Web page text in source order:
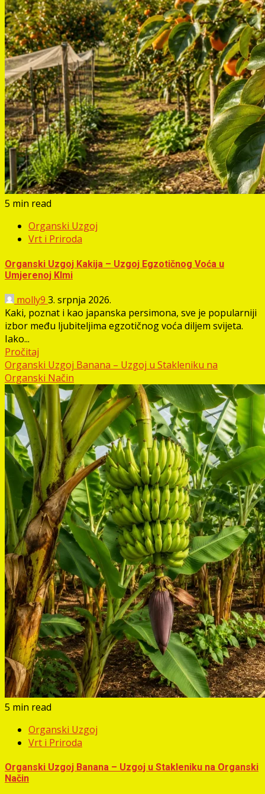
5 min read
Organski Uzgoj
Vrt i Priroda
Organski Uzgoj Kakija – Uzgoj Egzotičnog Voća u
Umjerenoj Klmi
molly9 3. srpnja 2026.
Kaki, poznat i kao japanska persimona, sve je popularniji
izbor među ljubiteljima egzotičnog voća diljem svijeta.
Iako...
Pročitaj
Organski Uzgoj Banana – Uzgoj u Stakleniku na
Organski Način
5 min read
Organski Uzgoj
Vrt i Priroda
Organski Uzgoj Banana – Uzgoj u Stakleniku na Organski
Način